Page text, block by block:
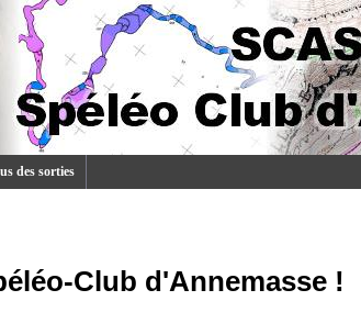
des sorties
Club d'Annemasse !